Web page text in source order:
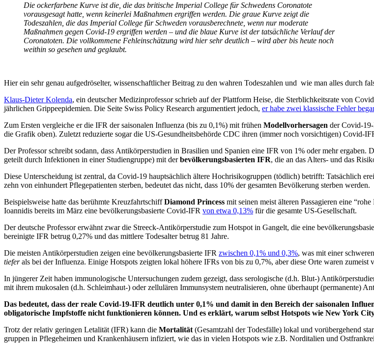
Die ockerfarbene Kurve ist die, die das britische Imperial College für Schwedens Coronatote
vorausgesagt hatte, wenn keinerlei Maßnahmen ergriffen werden. Die graue Kurve zeigt die
Todeszahlen, die das Imperial College für Schweden vorausberechnete, wenn nur moderate
Maßnahmen gegen Covid-19 ergriffen werden – und die blaue Kurve ist der tatsächliche Verlauf der
Coronatoten. Die vollkommene Fehleinschätzung wird hier sehr deutlich – wird aber bis heute noch
weithin so gesehen und geglaubt.
Hier ein sehr genau aufgedröselter, wissenschaftlicher Beitrag zu den wahren Todeszahlen und wie man alles durch
Klaus-Dieter Kolenda, ein deutscher Medizinprofessor schrieb auf der Plattform Heise, die Sterblichkeitsrate von
jährlichen Grippeepidemien. Die Seite Swiss Policy Research argumentiert jedoch, er habe zwei klassische Fehler
Zum Ersten vergleiche er die IFR der saisonalen Influenza (bis zu 0,1%) mit frühen Modell­vor­hersagen der Covid-
die Grafik oben). Zuletzt reduzierte sogar die US-Gesund­heits­behörde CDC ihren (immer noch vorsichtigen) Covid-
Der Professor schreibt sodann, dass Antikörperstudien in Brasilien und Spanien eine IFR von 1% oder mehr ergaben.
geteilt durch Infektionen in einer Studiengruppe) mit derbevölkerungs­basierten IFR, die an das Alters- und das
Diese Unterscheidung ist zentral, da Covid-19 hauptsächlich ältere Hochrisikogruppen (tödlich) betrifft: Tatsächlich
zehn von einhundert Pflegepatienten sterben, bedeutet das nicht, dass 10% der gesamten Bevölkerung sterben werden.
Beispielsweise hatte das berühmte KreuzfahrtschiffDiamond Princess mit seinen meist älteren Passagieren eine
Ioannidis bereits im März eine bevölkerungs­basierte Covid-IFR von etwa 0,13% für die gesamte US-Gesellschaft.
Der deutsche Professor erwähnt zwar die Streeck-Antikörperstudie zum Hotspot in Gangelt, die eine
bereinigte IFR betrug 0,27% und das mittlere Todesalter betrug 81 Jahre.
Die meisten Antikörperstudien zeigen eine bevölkerungsbasierte IFR zwischen 0,1% und 0,3%, was mit einer
tieferals bei der Influenza. Einige Hotspots zeigten lokal höhere IFRs von bis zu 0,7%, aber diese Orte waren zumeist
In jüngerer Zeit haben immunologische Untersuchungen zudem gezeigt, dass serologische (d.h. Blut-)
mit ihrem mukosalen (d.h. Schleimhaut-) oder zellulären Immunsystem neutralisieren, ohne überhaupt (permanente)
Das bedeutet, dass der reale Covid-19-IFR deutlich unter 0,1% und damit in den Bereich der saisonalen
obligatorische Impfstoffe nicht funktionieren können. Und es erklärt, warum selbst Hotspots wie New York
Trotz der relativ geringen Letalität (IFR) kann die Mortalität (Gesamtzahl der Todesfälle) lokal und vorübergehend
gruppen in Pflegeheimen und Krankenhäusern infiziert, wie das in vielen Hotspots wie z.B. Norditalien und